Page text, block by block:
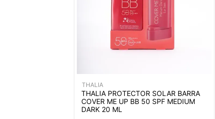
THALIA
THALIA PROTECTOR SOLAR BARRA
COVER ME UP BB 50 SPF MEDIUM
DARK 20 ML